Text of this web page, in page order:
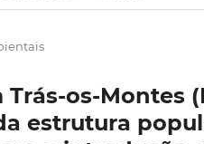
os-Montes
estrutura